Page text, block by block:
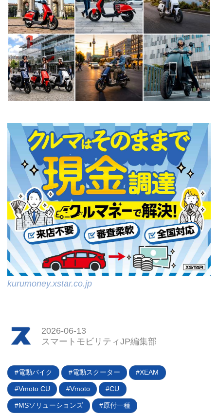
kurumoney.xstar.co.jp
2026-06-13
スマートモビリティJP編集部
電動バイク 電動スクーター XEAM
Vmoto CU Vmoto CU
MSソリューションズ 原付一種